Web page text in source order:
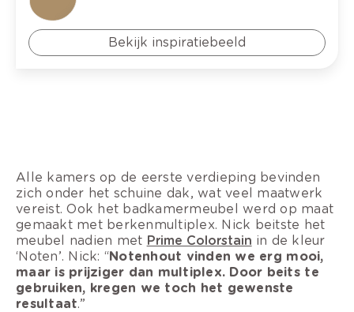
Bekijk inspiratiebeeld
Alle kamers op de eerste verdieping bevinden
zich onder het schuine dak, wat veel maatwerk
vereist. Ook het badkamermeubel werd op maat
gemaakt met berkenmultiplex. Nick beitste het
meubel nadien met Prime Colorstain in de kleur
‘Noten’. Nick: “Notenhout vinden we erg mooi,
maar is prijziger dan multiplex. Door beits te
gebruiken, kregen we toch het gewenste
resultaat.”